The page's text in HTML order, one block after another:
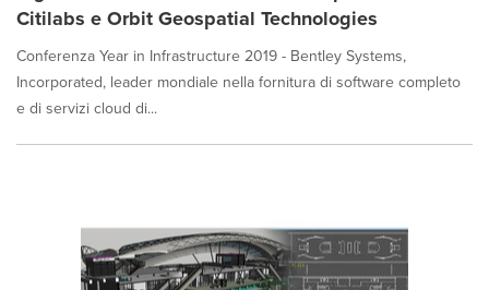
Citilabs e Orbit Geospatial Technologies
Conferenza Year in Infrastructure 2019 - Bentley Systems,
Incorporated, leader mondiale nella fornitura di software completo
e di servizi cloud di...